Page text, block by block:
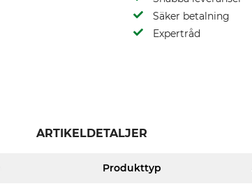
Säker betalning
Expertråd
ARTIKELDETALJER
Produkttyp